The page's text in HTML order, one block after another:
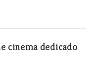
cinema dedicado